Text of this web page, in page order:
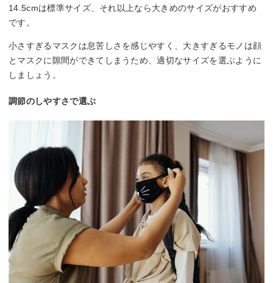
14.5cmは標準サイズ、それ以上なら大きめのサイズがおすすめ
です。
小さすぎるマスクは息苦しさを感じやすく、大きすぎるモノは顔
とマスクに隙間ができてしまうため、適切なサイズを選ぶように
しましょう。
調節のしやすさで選ぶ